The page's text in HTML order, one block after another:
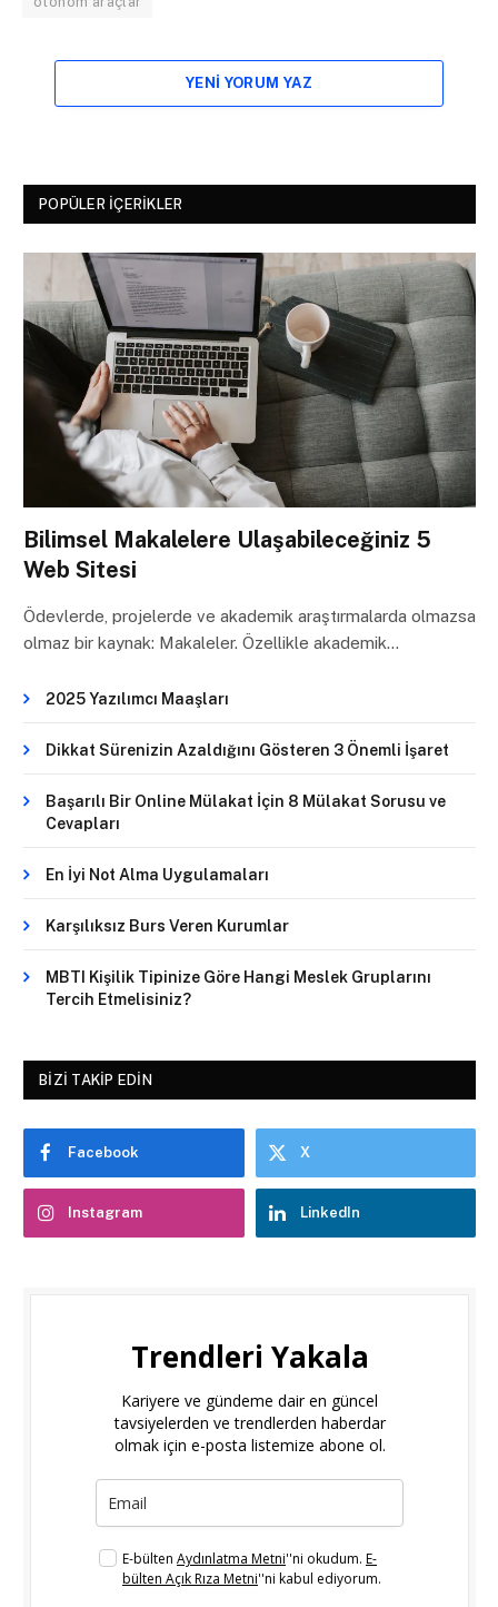
YENI YORUM YAZ
POPÜLER İÇERIKLER
Bilimsel Makalelere Ulaşabileceğiniz 5
Web Sitesi
Ödevlerde, projelerde ve akademik araştırmalarda olmazsa
olmaz bir kaynak: Makaleler. Özellikle akademik…
2025 Yazılımcı Maaşları
Dikkat Sürenizin Azaldığını Gösteren 3 Önemli İşaret
Başarılı Bir Online Mülakat İçin 8 Mülakat Sorusu ve
Cevapları
En İyi Not Alma Uygulamaları
Karşılıksız Burs Veren Kurumlar
MBTI Kişilik Tipinize Göre Hangi Meslek Gruplarını
Tercih Etmelisiniz?
BIZI TAKIP EDIN
Facebook X
Instagram LinkedIn
Trendleri Yakala
Kariyere ve gündeme dair en güncel
tavsiyelerden ve trendlerden haberdar
olmak için e-posta listemize abone ol.
E-bülten Aydınlatma Metni''ni okudum. E-
bülten Açık Rıza Metni''ni kabul ediyorum.